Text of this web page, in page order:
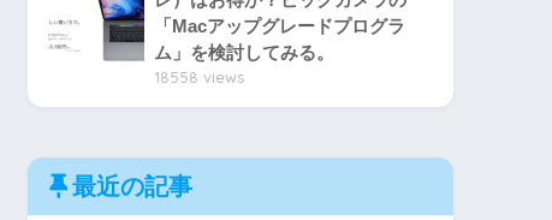
「Macアップグレードプログラ
ム」を検討してみる。
18558 views
最近の記事